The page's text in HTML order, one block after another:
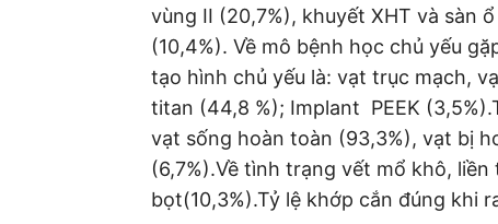
vùng II (20,7%), khuyết XHT và sàn
(10,4%). Về mô bệnh học chủ yếu
tạo hình chủ yếu là: vạt trục mạch,
titan (44,8 %); Implant PEEK
vạt sống hoàn toàn (93,3%), vạt bị
(6,7%).Về tình trạng vết mổ khô,
bọt(10,3%).Tỷ lệ khớp cắn đúng khi